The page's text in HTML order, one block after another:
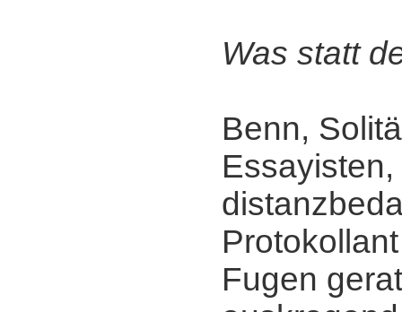
Was statt
Benn,
Essayisten,
Fugen